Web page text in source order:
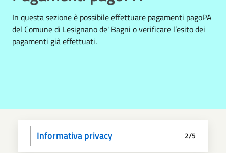
In questa sezione è possibile effettuare pagamenti pagoPA
del Comune di Lesignano de' Bagni o verificare l’esito dei
pagamenti già effettuati.
Scegli operazione
Informativa privacy
Dati anagrafici
Paga
Riepilogo 2/5